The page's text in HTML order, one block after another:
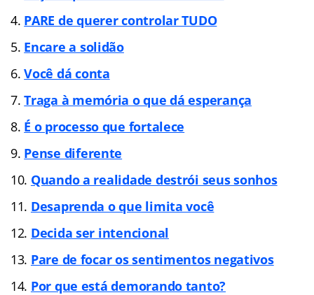
PARE de querer controlar TUDO
Encare a solidão
Você dá conta
Traga à memória o que dá esperança
É o processo que fortalece
Pense diferente
Quando a realidade destrói seus sonhos
Desaprenda o que limita você
Decida ser intencional
Pare de focar os sentimentos negativos
Por que está demorando tanto?